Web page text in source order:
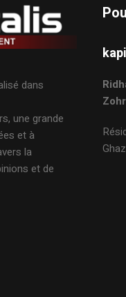
dans
une grande
et à
la
et de